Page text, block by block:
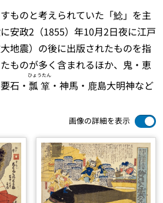
ものと考えられていた「鯰」を主
安政2（1855）年10月2日夜に江戸
地震）の後に出版されたものを指
ものが多く含まれるほか、鬼・恵
石・ 瓢箪
ひょうたん
・神馬・鹿島大明神など
画像の詳細を表示